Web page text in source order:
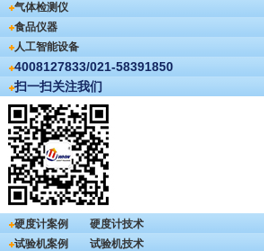
气体检测仪
食品仪器
人工智能设备
4008127833/021-58391850
扫一扫关注我们
硬度计案例
硬度计技术
试验机案例
试验机技术